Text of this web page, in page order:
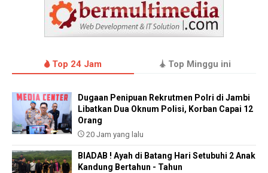
Top 24 Jam Top Minggu ini
Dugaan Penipuan Rekrutmen Polri di Jambi
Libatkan Dua Oknum Polisi, Korban Capai 12
Orang
20 Jam yang lalu
BIADAB ! Ayah di Batang Hari Setubuhi 2 Anak
Kandung Bertahun - Tahun